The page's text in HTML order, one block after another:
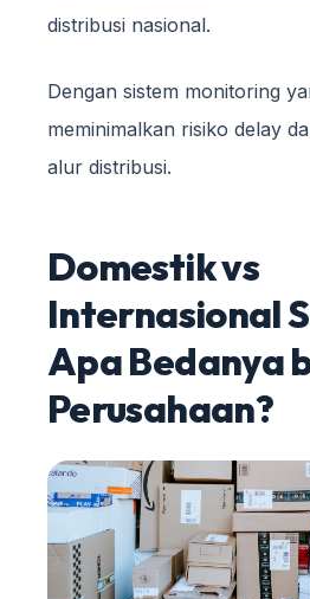
distribusi nasional.
Dengan sistem monitoring
meminimalkan risiko delay
alur distribusi.
Domestik vs
Internasional
Apa Bedanya
Perusahaan?